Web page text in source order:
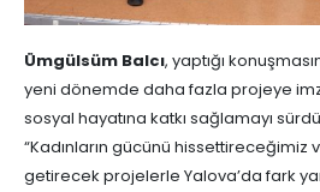
Ümgülsüm Balcı, yaptığı
yeni dönemde daha fazla projeye
sosyal hayatına katkı sağlamayı
“Kadınların gücünü hissettireceğimiz
getirecek projelerle Yalova’da fark